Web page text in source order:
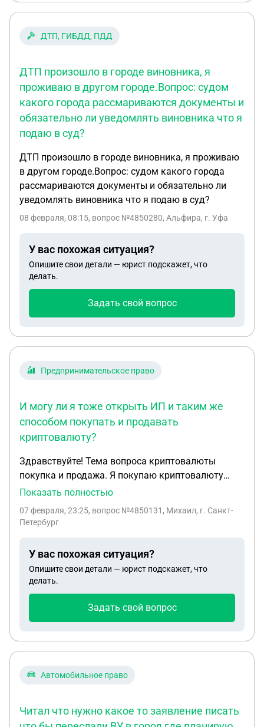
ДТП, ГИБДД, ПДД
ДТП произошло в городе виновника, я
проживаю в другом городе.Вопрос: судом
какого города рассмариваются документы и
обязательно ли уведомлять виновника что я
подаю в суд?
ДТП произошло в городе виновника, я проживаю
в другом городе.Вопрос: судом какого города
рассмариваются документы и обязательно ли
уведомлять виновника что я подаю в суд?
08 февраля, 08:15, вопрос №4850280, Альфира, г. Уфа
У вас похожая ситуация?
Опишите свои детали — юрист подскажет, что
делать.
Задать свой вопрос
Предпринимательское право
И могу ли я тоже открыть ИП и таким же
способом покупать и продавать
криптовалюту?
Здравствуйте! Тема вопроса криптовалюты
покупка и продажа. Я покупаю криптовалюту
больше 1,5 лет и даже попал под 115ФЗ и 161ФЗ в
доказывая, что деньги законные и просто
бирже Bybit продает криптовалюту через свое ИП.
И оплату принимает через QR-код. Причем оквэд
у него такой: 62.09 (Деятельность, связанная с
использованием вычислительной техники и
информационных технологий. Вопрос следующий,
ИП? И могу ли я тоже открыть ИП и таким же
Показать полностью
07 февраля, 23:25, вопрос №4850131, Михаил, г. Санкт-
Петербург
У вас похожая ситуация?
Опишите свои детали — юрист подскажет, что
делать.
Задать свой вопрос
Автомобильное право
Читал что нужно какое то заявление писать